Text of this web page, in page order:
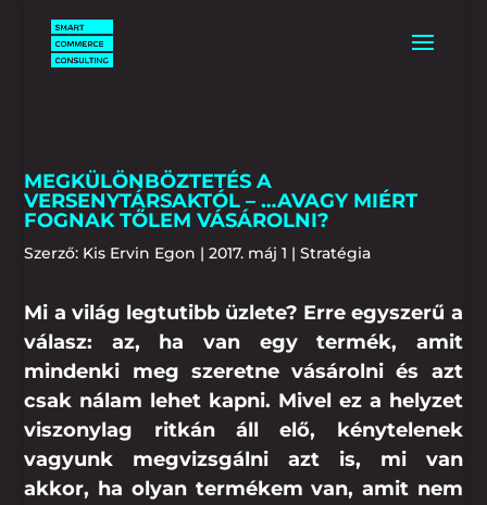
MEGKÜLÖNBÖZTETÉS A
VERSENYTÁRSAKTÓL – …AVAGY MIÉRT
FOGNAK TŐLEM VÁSÁROLNI?
Szerző: Kis Ervin Egon |2017. máj 1 |Stratégia
Mi a világ legtutibb üzlete? Erre egyszerű a
válasz: az, ha van egy termék, amit
mindenki meg szeretne vásárolni és azt
csak nálam lehet kapni. Mivel ez a helyzet
viszonylag ritkán áll elő, kénytelenek
vagyunk megvizsgálni azt is, mi van
akkor, ha olyan termékem van, amit nem